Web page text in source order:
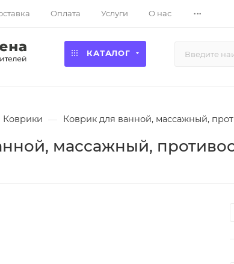
Оплата Услуги О нас ...
КАТАЛОГ
Коврики — Коврик для ванной, массажный,
массажный,